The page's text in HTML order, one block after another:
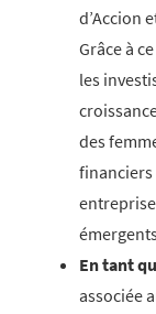
d’Accion
Grâce à
les
des
En tant
associée